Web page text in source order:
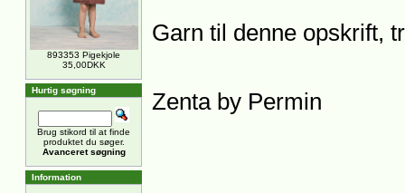
893353 Pigekjole
35,00DKK
Hurtig søgning
Brug stikord til at finde
produktet du søger.
Avanceret søgning
Information
Garn til denne opskrift,
Zenta by Permin